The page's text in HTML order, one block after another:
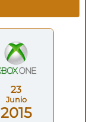
23
Junio
2015